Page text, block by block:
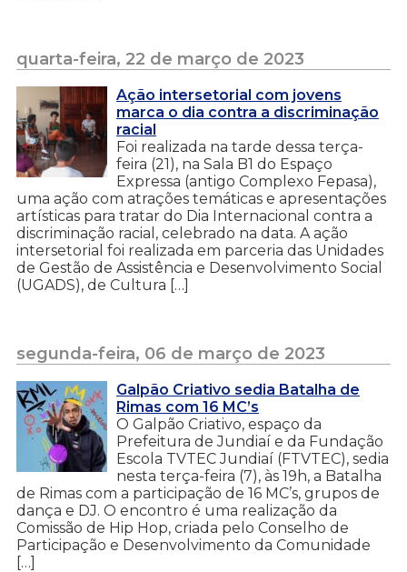
quarta-feira, 22 de março de 2023
Ação intersetorial com jovens
marca o dia contra a discriminação
racial
Foi realizada na tarde dessa terça-
feira (21), na Sala B1 do Espaço
Expressa (antigo Complexo Fepasa),
uma ação com atrações temáticas e apresentações
artísticas para tratar do Dia Internacional contra a
discriminação racial, celebrado na data. A ação
intersetorial foi realizada em parceria das Unidades
de Gestão de Assistência e Desenvolvimento Social
(UGADS), de Cultura […]
segunda-feira, 06 de março de 2023
Galpão Criativo sedia Batalha de
Rimas com 16 MC’s
O Galpão Criativo, espaço da
Prefeitura de Jundiaí e da Fundação
Escola TVTEC Jundiaí (FTVTEC), sedia
nesta terça-feira (7), às 19h, a Batalha
de Rimas com a participação de 16 MC’s, grupos de
dança e DJ. O encontro é uma realização da
Comissão de Hip Hop, criada pelo Conselho de
Participação e Desenvolvimento da Comunidade
[…]